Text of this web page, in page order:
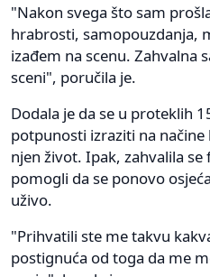
"Nakon svega što sam
hrabrosti, samopouzdanja,
izađem na scenu. Zahvalna
sceni", poručila je.
Dodala je da se u proteklih
potpunosti izraziti na
njen život. Ipak, zahvalila
pomogli da se ponovo
uživo.
"Prihvatili ste me takvu
postignuća od toga da me